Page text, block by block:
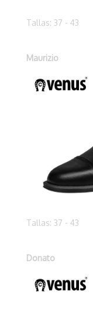
Tallas: 37 - 43
Maurizio
Tallas: 37 - 43
Donato